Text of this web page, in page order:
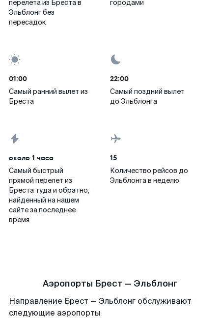
перелета из Бреста в
Эльблонг без
пересадок
городами
01:00
Самый ранний вылет из
Бреста
22:00
Самый поздний вылет
до Эльблонга
около 1 часа
Самый быстрый
прямой перелет из
Бреста туда и обратно,
найденный на нашем
сайте за последнее
время
15
Количество рейсов до
Эльблонга в неделю
Аэропорты Брест — Эльблонг
Направление Брест — Эльблонг обслуживают
следующие аэропорты